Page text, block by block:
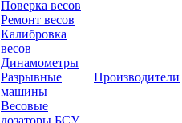
Поверка весов
Ремонт весов
Калибровка
весов
Динамометры
Разрывные
машины
Весовые
дозаторы БСУ
Производители